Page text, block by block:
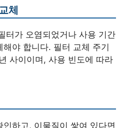
체
터가 오염되었거나 사용 기간
야 합니다. 필터 교체 주기
사이이며, 사용 빈도에 따라
하고, 이물질이 쌓여 있다면